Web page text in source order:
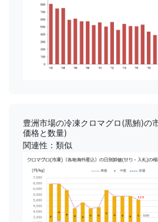
豊洲市場の冷凍クロマグロ(黒鮪)の
価格と数量)
関連性：類似